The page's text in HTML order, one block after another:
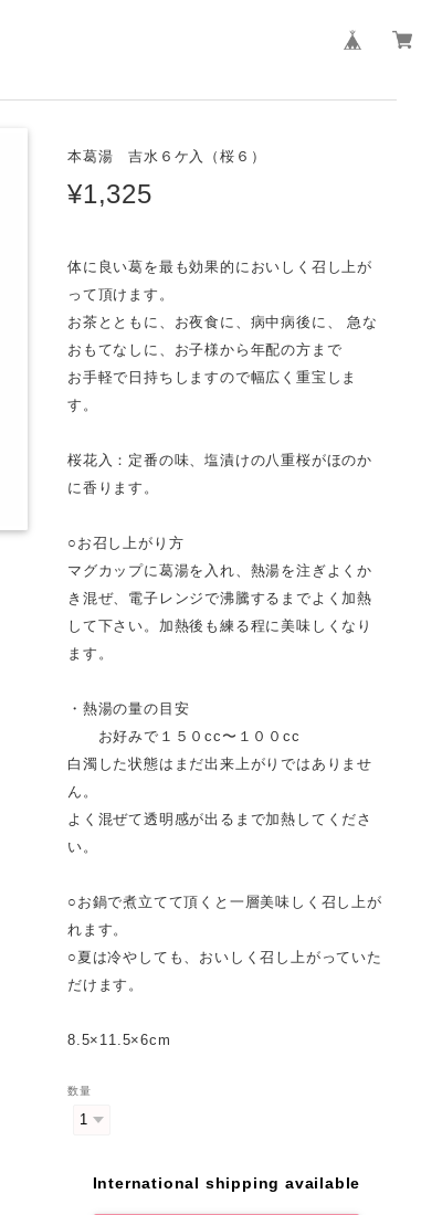
本葛湯 吉水６ケ入（桜６）
¥1,325
体に良い葛を最も効果的においしく召し上が
って頂けます。
お茶とともに、お夜食に、病中病後に、 急な
おもてなしに、お子様から年配の方まで
お手軽で日持ちしますので幅広く重宝しま
す。
桜花入：定番の味、塩漬けの八重桜がほのか
に香ります。
○お召し上がり方
マグカップに葛湯を入れ、熱湯を注ぎよくか
き混ぜ、電子レンジで沸騰するまでよく加熱
して下さい。加熱後も練る程に美味しくなり
ます。
・熱湯の量の目安
お好みで１５０cc〜１００cc
白濁した状態はまだ出来上がりではありませ
ん。
よく混ぜて透明感が出るまで加熱してくださ
い。
○お鍋で煮立てて頂くと一層美味しく召し上が
れます。
○夏は冷やしても、おいしく召し上がっていた
だけます。
8.5×11.5×6cm
数量
International shipping available